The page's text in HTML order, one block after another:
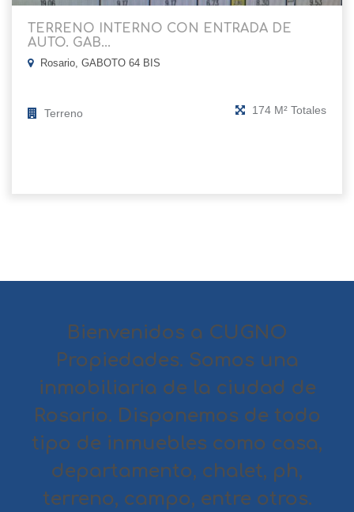
TERRENO INTERNO CON ENTRADA DE
AUTO. GAB...
Rosario, GABOTO 64 BIS
Terreno 174 M² Totales
Bienvenidos a CUGNO
Propiedades. Somos una
inmobiliaria de la ciudad de
Rosario. Disponemos de todo
tipo de inmuebles como casa,
departamento, chalet, ph,
terreno, campo, entre otros.